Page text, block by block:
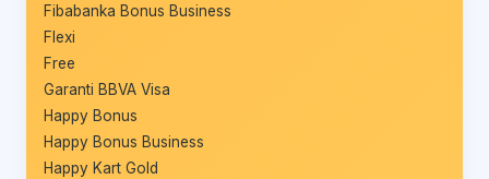
Fibabanka Bonus Business
Flexi
Free
Garanti BBVA Visa
Happy Bonus
Happy Bonus Business
Happy Kart Gold